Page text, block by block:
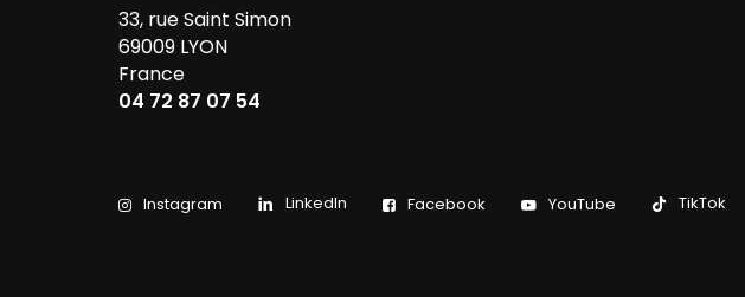
33, rue Saint Simon
69009 LYON
France
04 72 87 07 54
Instagram LinkedIn Facebook YouTube TikTok